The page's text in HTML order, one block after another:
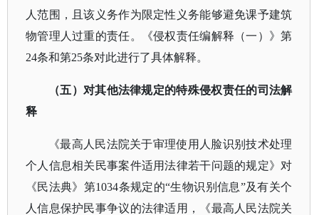
人范围，且该义务作为限定性义务能够避免课予建筑
物管理人过重的责任。《侵权责任编解释（一）》第
24条和第25条对此进行了具体解释。
（五）对其他法律规定的特殊侵权责任的司法解
释
《最高人民法院关于审理使用人脸识别技术处理
个人信息相关民事案件适用法律若干问题的规定》对
《民法典》第1034条规定的“生物识别信息”及有关个
人信息保护民事争议的法律适用，《最高人民法院关